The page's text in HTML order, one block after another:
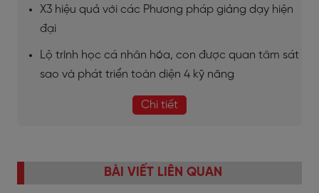
X3 hiệu quả với các Phương pháp giảng dạy hiện
đại
Lộ trình học cá nhân hóa, con được quan tâm sát
sao và phát triển toàn diện 4 kỹ năng
Chi tiết
BÀI VIẾT LIÊN QUAN